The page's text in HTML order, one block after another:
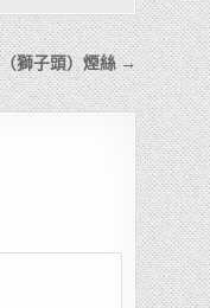
獅子頭）煙絲 →